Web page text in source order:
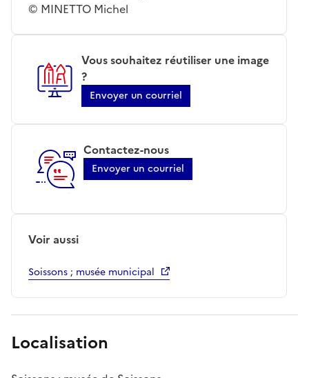
© MINETTO Michel
Vous souhaitez réutiliser une image
?
Envoyer un courriel
Contactez-nous
Envoyer un courriel
Voir aussi
Soissons ; musée municipal
Localisation